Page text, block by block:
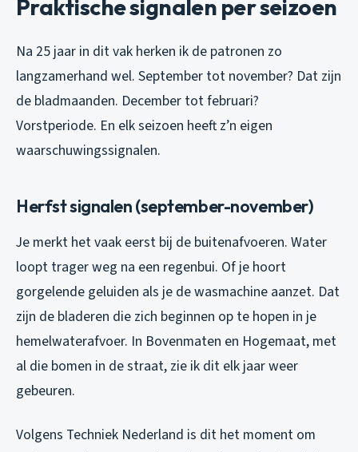
Praktische signalen per seizoen
Na 25 jaar in dit vak herken ik de patronen zo
langzamerhand wel. September tot november? Dat zijn
de bladmaanden. December tot februari?
Vorstperiode. En elk seizoen heeft z’n eigen
waarschuwingssignalen.
Herfst signalen (september-november)
Je merkt het vaak eerst bij de buitenafvoeren. Water
loopt trager weg na een regenbui. Of je hoort
gorgelende geluiden als je de wasmachine aanzet. Dat
zijn de bladeren die zich beginnen op te hopen in je
hemelwaterafvoer. In Bovenmaten en Hogemaat, met
al die bomen in de straat, zie ik dit elk jaar weer
gebeuren.
Volgens Techniek Nederland is dit het moment om